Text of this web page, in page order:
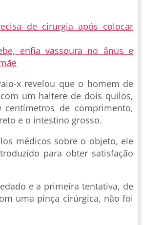
de cirurgia após colocar
enfia vassoura no ânus e
x revelou que o homem de
um haltere de dois quilos,
centímetros de comprimento,
e o intestino grosso.
médicos sobre o objeto, ele
para obter satisfação
e a primeira tentativa, de
uma pinça cirúrgica, não foi